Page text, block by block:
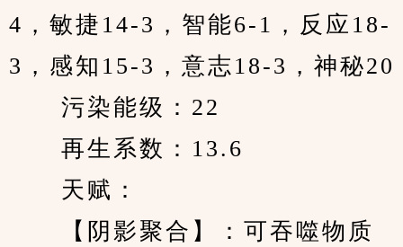
4，敏捷14-3，智能6-1，反应18-
3，感知15-3，意志18-3，神秘20
污染能级：22
再生系数：13.6
天赋：
【阴影聚合】：可吞噬物质